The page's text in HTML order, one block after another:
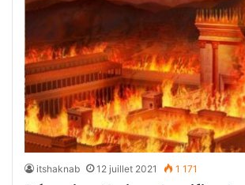
itshaknab 12 juillet 2021 1 171